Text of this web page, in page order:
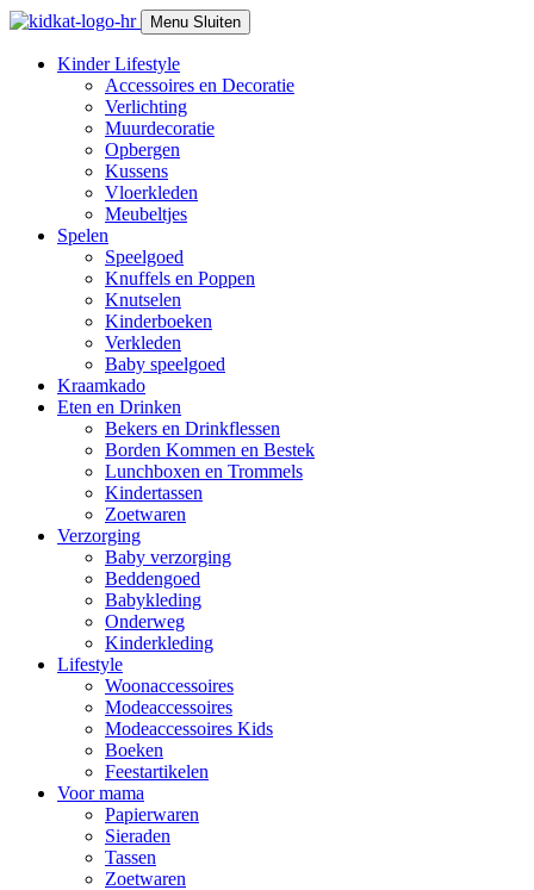
Skip
content
Menu Sluiten
Kinder Lifestyle
Accessoires en Decoratie
Verlichting
Muurdecoratie
Opbergen
Kussens
Vloerkleden
Meubeltjes
Spelen
Speelgoed
Knuffels en Poppen
Knutselen
Kinderboeken
Verkleden
Baby speelgoed
Kraamkado
Eten en Drinken
Bekers en Drinkflessen
Borden Kommen en Bestek
Lunchboxen en Trommels
Kindertassen
Zoetwaren
Verzorging
Baby verzorging
Beddengoed
Babykleding
Onderweg
Kinderkleding
Lifestyle
Woonaccessoires
Modeaccessoires
Modeaccessoires Kids
Boeken
Feestartikelen
Voor mama
Papierwaren
Sieraden
Tassen
Zoetwaren